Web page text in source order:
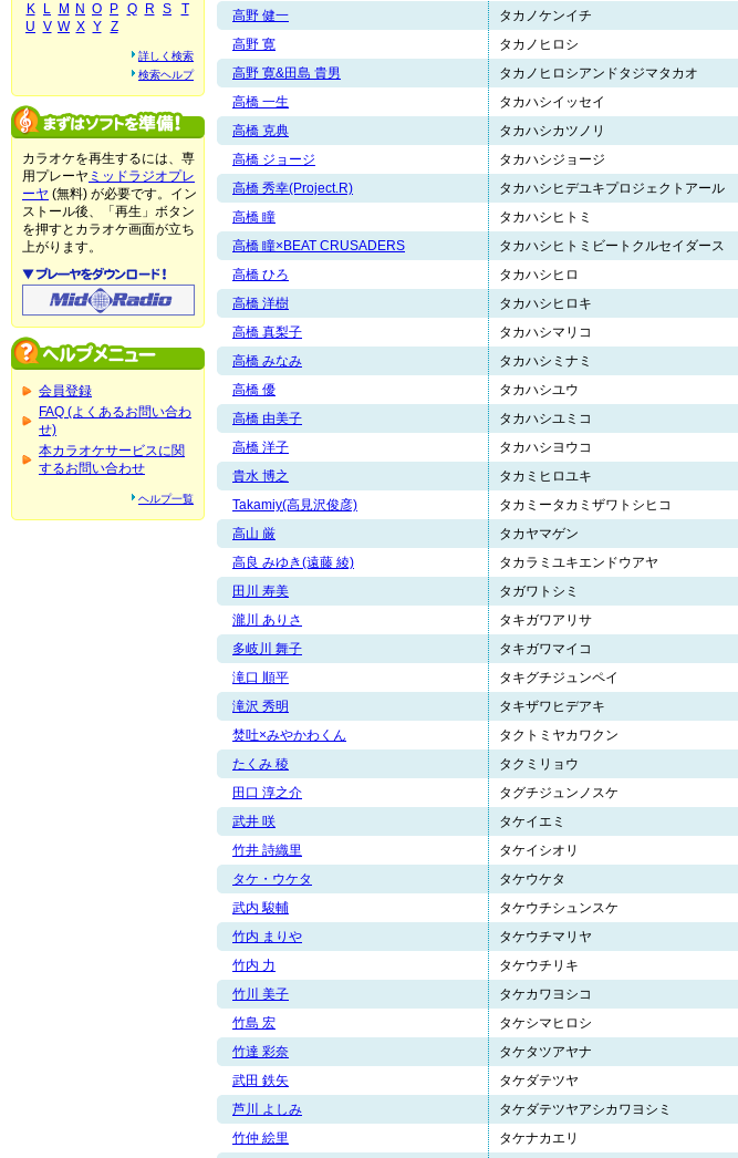
K
L M N O P Q R S
T
U V W X Y Z
詳しく検索
検索ヘルプ
カラオケを再生するには、専
用プレーヤ ミッドラジオプレ
ーヤ (無料) が必要です。イン
ストール後、「再生」ボタン
を押すとカラオケ画面が立ち
上がります。
会員登録
FAQ (よくあるお問い合わ
せ)
本カラオケサービスに関
するお問い合わせ
ヘルプ一覧
高野 健一 タカノケンイチ
高野 寛
タカノヒロシ
高野 寛&田島 貴男
タカノヒロシアンドタジマタカオ
高橋 一生
タカハシイッセイ
高橋 克典
タカハシカツノリ
高橋 ジョージ
タカハシジョージ
高橋 秀幸(Project.R)
タカハシヒデユキプロジェクトアール
高橋 瞳
タカハシヒトミ
高橋 瞳×BEAT CRUSADERS
タカハシヒトミビートクルセイダース
高橋 ひろ
タカハシヒロ
高橋 洋樹
タカハシヒロキ
高橋 真梨子
タカハシマリコ
高橋 みなみ
タカハシミナミ
高橋 優
タカハシユウ
高橋 由美子
タカハシユミコ
高橋 洋子
タカハシヨウコ
貴水 博之
タカミヒロユキ
Takamiy(高見沢俊彦)
タカミータカミザワトシヒコ
高山 厳
タカヤマゲン
高良 みゆき(遠藤 綾)
タカラミユキエンドウアヤ
田川 寿美
タガワトシミ
瀧川 ありさ
タキガワアリサ
多岐川 舞子
タキガワマイコ
滝口 順平
タキグチジュンペイ
滝沢 秀明
タキザワヒデアキ
焚吐×みやかわくん
タクトミヤカワクン
たくみ 稜
タクミリョウ
田口 淳之介
タグチジュンノスケ
武井 咲
タケイエミ
竹井 詩織里
タケイシオリ
タケ・ウケタ
タケウケタ
武内 駿輔
タケウチシュンスケ
竹内 まりや
タケウチマリヤ
竹内 力
タケウチリキ
竹川 美子
タケカワヨシコ
竹島 宏
タケシマヒロシ
竹達 彩奈
タケタツアヤナ
武田 鉄矢
タケダテツヤ
芦川 よしみ
タケダテツヤアシカワヨシミ
竹仲 絵里
タケナカエリ